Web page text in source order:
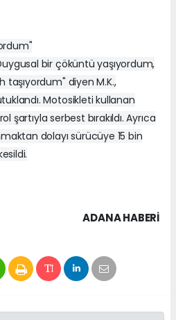
bir çöküntü yaşıyordum,
diyen M.K.,
Motosikleti kullanan
şartıyla serbest bırakıldı. Ayrıca
dolayı sürücüye 15 bin
ADANA HABERİ